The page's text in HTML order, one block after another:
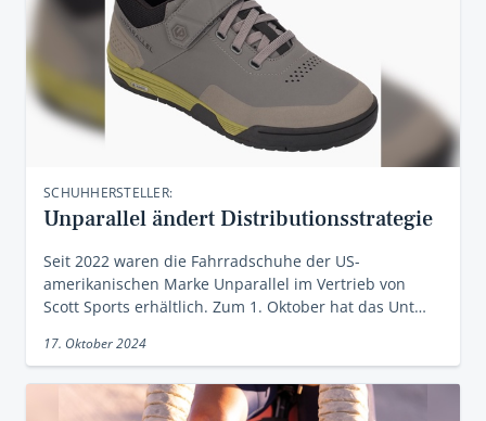
SCHUHHERSTELLER:
Unparallel ändert Distributionsstrategie
Seit 2022 waren die Fahrradschuhe der US-
amerikanischen Marke Unparallel im Vertrieb von
Scott Sports erhältlich. Zum 1. Oktober hat das Unt…
17. Oktober 2024